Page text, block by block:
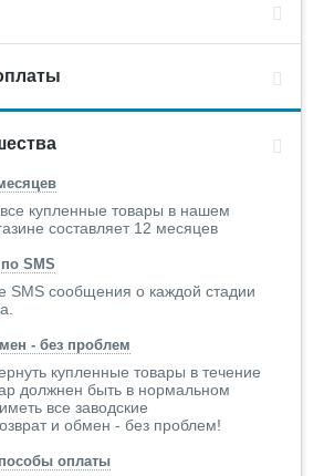
купленные товары в нашем
составляет 12 месяцев
SMS
SMS сообщения о каждой стадии
- без проблем
купленные товары в течение
должнен быть в нормальном
все заводские
и обмен - без проблем!
оплаты